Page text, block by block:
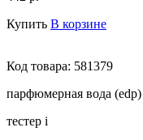
Купить В корзине
Код товара: 581379
парфюмерная вода (edp)
тестер i